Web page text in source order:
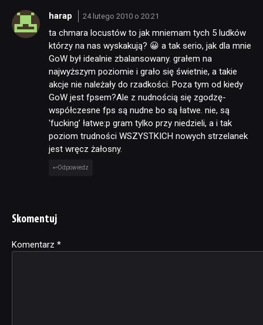
harap 24 lutego 2010 o 20:21
ta chmara locustów to jak mniemam tych 5 ludków
którzy na nas wyskakują? 😀 a tak serio, jak dla mnie
GoW był idealnie zbalansowany. grałem na
najwyższym poziomie i grało się świetnie, a takie
akcje nie należały do rzadkości. Poza tym od kiedy
GoW jest fpsem?Ale z nudnością się zgodzę-
współczesne fps są nudne bo są łatwe. nie, są
'fucking’ łatwe:p gram tylko przy niedzieli, a i tak
poziom trudności WSZYSTKICH nowych strzelanek
jest wręcz żałosny.
Odpowiedz
Skomentuj
Komentarz *
Alternative: